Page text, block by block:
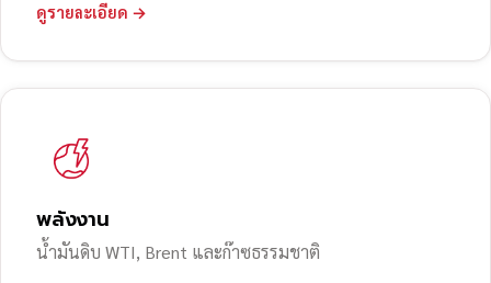
ดูรายละเอียด →
พลังงาน
น้ำมันดิบ WTI, Brent และก๊าซธรรมชาติ